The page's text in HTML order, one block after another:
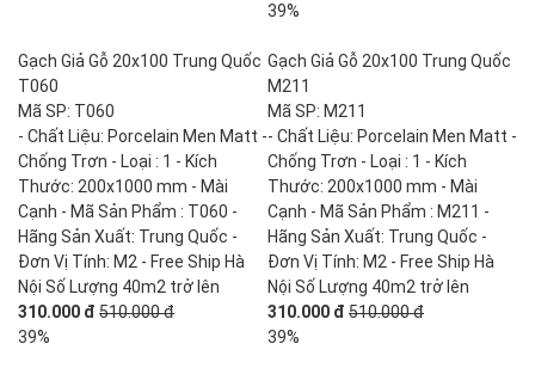
39%
Gạch Giả Gỗ 20x100 Trung Quốc
T060
Mã SP: T060
- Chất Liệu: Porcelain Men Matt -
Chống Trơn - Loại : 1 - Kích
Thước: 200x1000 mm - Mài
Cạnh - Mã Sản Phẩm : T060 -
Hãng Sản Xuất: Trung Quốc -
Đơn Vị Tính: M2 - Free Ship Hà
Nội Số Lượng 40m2 trở lên
310.000 đ 510.000 đ
39%
Gạch Giả Gỗ 20x100 Trung Quốc
M211
Mã SP: M211
- Chất Liệu: Porcelain Men Matt -
Chống Trơn - Loại : 1 - Kích
Thước: 200x1000 mm - Mài
Cạnh - Mã Sản Phẩm : M211 -
Hãng Sản Xuất: Trung Quốc -
Đơn Vị Tính: M2 - Free Ship Hà
Nội Số Lượng 40m2 trở lên
310.000 đ 510.000 đ
39%